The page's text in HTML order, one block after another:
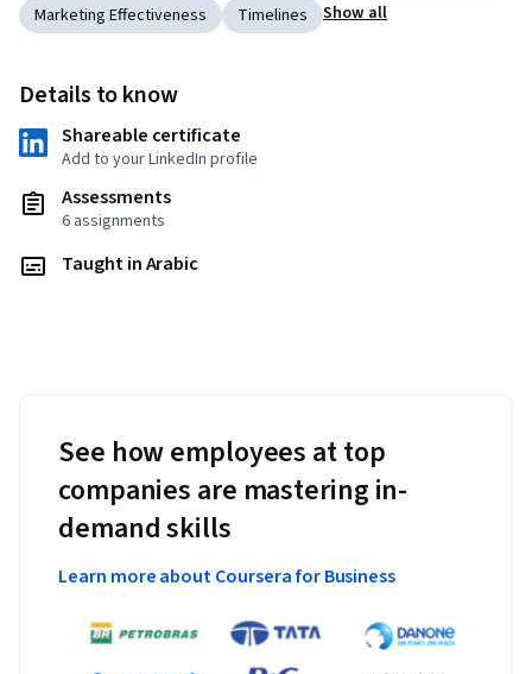
Marketing Effectiveness
Timelines Show all
Details to know
Shareable certificate
Add to your LinkedIn profile
Assessments
6 assignments
Taught in Arabic
See how employees at top
companies are mastering in-
demand skills
Learn more about Coursera for Business